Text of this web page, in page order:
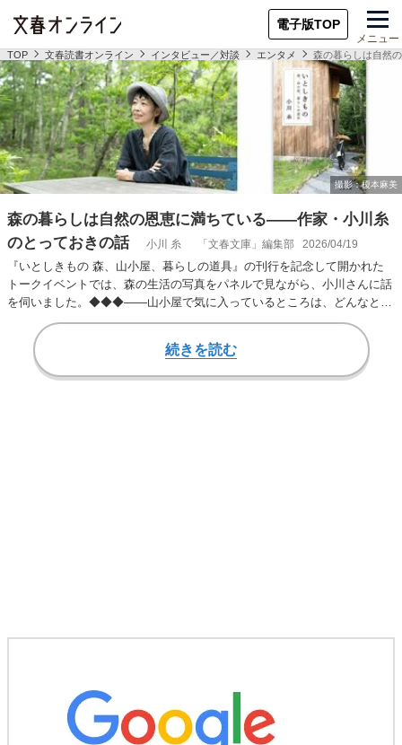
電子版TOP
メニュー
TOP 文春読書オンライン インタビュー／対談 エンタメ 森の暮らしは自然
森の暮らしは自然の恩恵に満ちている――作家・小川糸
のとっておきの話
小川 糸 「文春文庫」編集部 2026/04/19
『いとしきもの 森、山小屋、暮らしの道具』の刊行を記念して開かれた
トークイベントでは、森の生活の写真をパネルで見ながら、小川さんに話
を伺いました。◆◆◆――山小屋で気に入っているところは、どんなとこ
ろでしょうか？小川…
続きを読む